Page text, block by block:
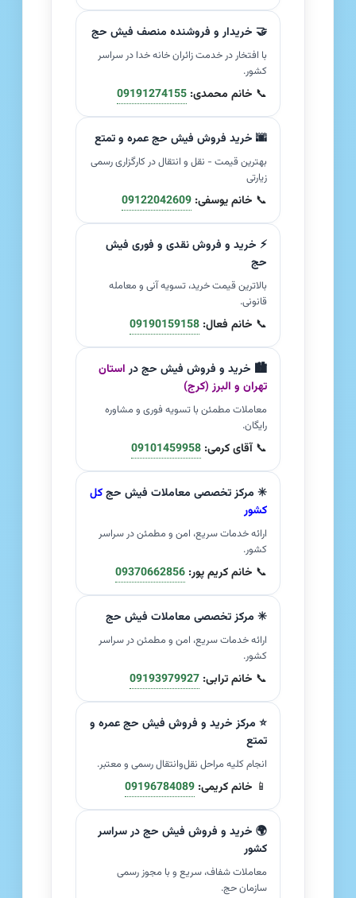
🤝 خریدار و فروشنده منصف فیش حج
با افتخار در خدمت زائران خانه خدا در سراسر
کشور.
📞 خانم محمدی: 09191274155
🌆 خرید فروش فیش حج عمره و تمتع
بهترین قیمت - نقل و انتقال در کارگزاری رسمی
زیارتی
📞 خانم یوسفی: 09122042609
⚡ خرید و فروش نقدی و فوری فیش
حج
بالاترین قیمت خرید، تسویه آنی و معامله
قانونی.
📞 خانم فعال: 09190159158
🏙️ خرید و فروش فیش حج دراستان
تهران و البرز (کرج)
معاملات مطمئن با تسویه فوری و مشاوره
رایگان.
📞آقای کرمی: 09101459958
✳️ مرکز تخصصی معاملات فیش حجکل
کشور
ارائه خدمات سریع، امن و مطمئن در سراسر
کشور.
📞 خانم کریم پور: 09370662856
✳️ مرکز تخصصی معاملات فیش حج
ارائه خدمات سریع، امن و مطمئن در سراسر
کشور.
📞 خانم ترابی: 09193979927
⭐ مرکز خرید و فروش فیش حج عمره و
تمتع
انجام کلیه مراحل نقل‌وانتقال رسمی و معتبر.
📱 خانم کریمی: 09196784089
🌍 خرید و فروش فیش حج در سراسر
کشور
معاملات شفاف، سریع و با مجوز رسمی
سازمان حج.